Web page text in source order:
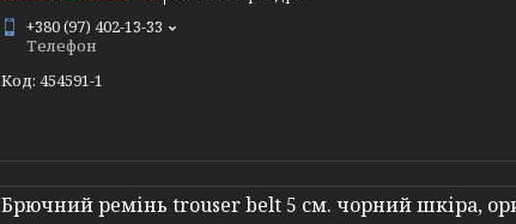
+380 (97) 402-13-33
Телефон
454591-1
Брючний ремінь trouser belt 5 см. чорний шкіра,